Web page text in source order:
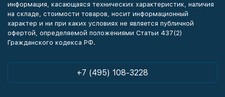
информация, касающаяся технических характеристик, наличия
на складе, стоимости товаров, носит информационный
характер и ни при каких условиях не является публичной
офертой, определяемой положениями Статьи 437(2)
Гражданского кодекса РФ.
+7 (495) 108-3228